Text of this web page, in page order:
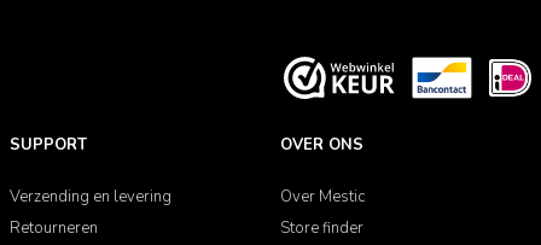
SUPPORT
Verzending en levering
Retourneren
OVER ONS
Over Mestic
Store finder